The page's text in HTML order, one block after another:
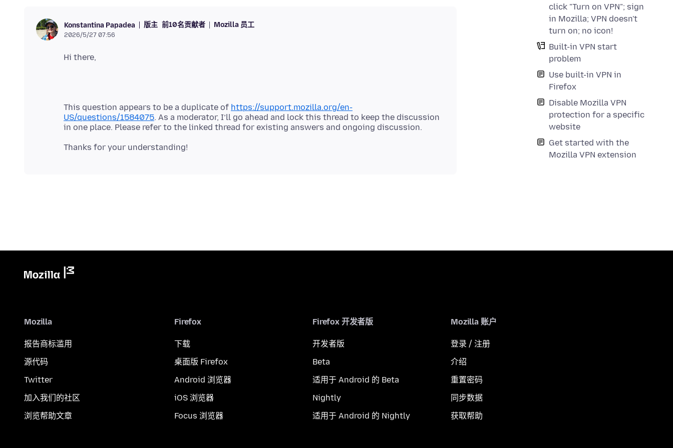
click "Turn on VPN"; sign
in Mozilla; VPN doesn't
turn on; no icon!
Built-in VPN start
problem
Use built-in VPN in
Firefox
Disable Mozilla VPN
protection for a specific
website
Get started with the
Mozilla VPN extension
Konstantina Papadea 版主 前10名贡献者 Mozilla 员工
2026/5/27 07:56
This question appears to be a duplicate of https://support.mozilla.org/en-
US/questions/1584075. As a moderator, I’ll go ahead and lock this thread to keep the discussion
Mozilla
报告商标滥用
源代码
Twitter
加入我们的社区
浏览帮助文章
Firefox
下载
桌面版 Firefox
Android 浏览器
iOS 浏览器
Focus 浏览器
Firefox 开发者版
开发者版
Beta
适用于 Android 的 Beta
Nightly
适用于 Android 的 Nightly
Mozilla 账户
登录 / 注册
介绍
重置密码
同步数据
获取帮助